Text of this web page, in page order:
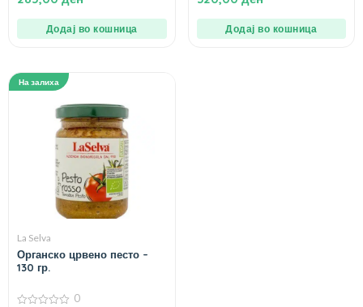
од
Додај во кошница
од
Додај во кошница
На залиха
La Selva
Органско црвено песто –
130 гр.
0